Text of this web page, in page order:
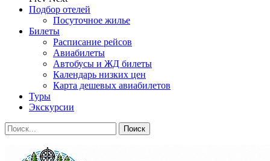
Подбор отелей
Посуточное жилье
Билеты
Расписание рейсов
Авиабилеты
Автобусы и ЖД билеты
Календарь низких цен
Карта дешевых авиабилетов
Туры
Экскурсии